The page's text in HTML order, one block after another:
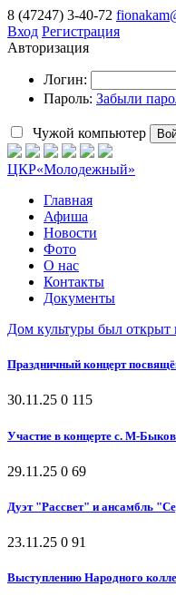
8 (47247) 3-40-72
Вход Регистрация
Авторизация
Логин:
Пароль: Забыли
Чужой компьютер
ЦКР«Молодежный»
Главная
Афиша
Новости
Фото
О нас
Контакты
Документы
Дом культуры был открыт
Праздничный концерт
30.11.25 0 115
Участие в концерте с. М-
29.11.25 0 69
Дуэт "Рассвет" и ансамбль
23.11.25 0 91
Выступлению Народного